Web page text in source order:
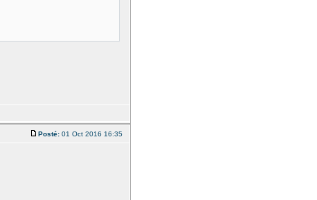
Posté: 01 Oct 2016 16:35